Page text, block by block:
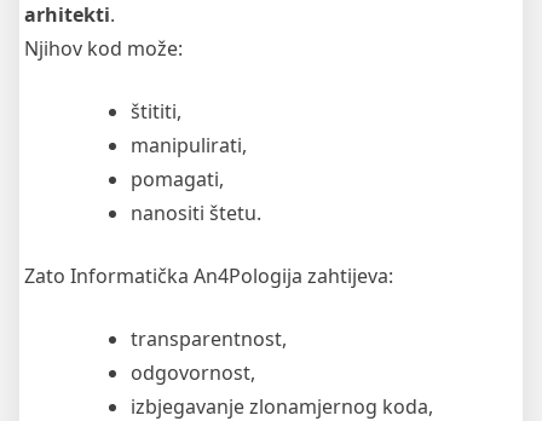
arhitekti.
Njihov kod može:
štititi,
manipulirati,
pomagati,
nanositi štetu.
Zato Informatička An4Pologija zahtijeva:
transparentnost,
odgovornost,
izbjegavanje zlonamjernog koda,